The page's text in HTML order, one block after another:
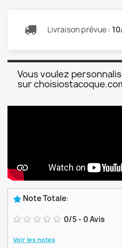
Livraison prévue :
Vous voulez
sur
Note Totale:
0/5- 0Avis
Voir les notes